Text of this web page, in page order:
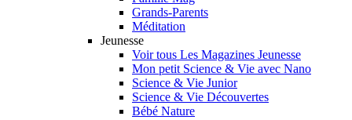
Grands-Parents
Méditation
Jeunesse
Voir tous Les Magazines Jeunesse
Mon petit Science & Vie avec Nano
Science & Vie Junior
Science & Vie Découvertes
Bébé Nature